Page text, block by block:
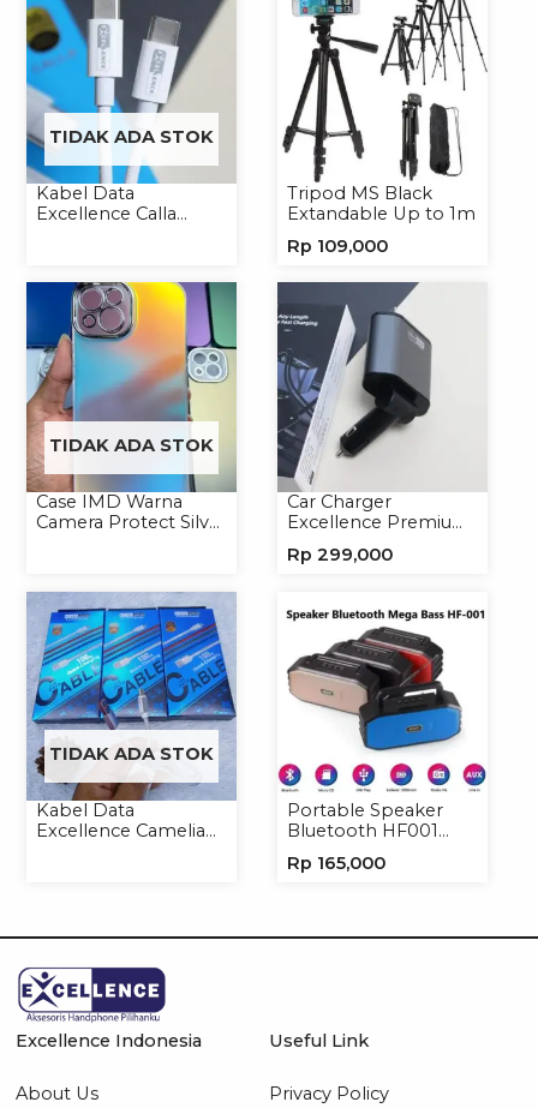
TIDAK ADA STOK
Kabel Data
Excellence Calla
Tripod MS Black
Extandable Up to 1m
Rp 109,000
TIDAK ADA STOK
Case IMD Warna
Camera Protect Silver
Car Charger
Excellence Premium
Handphone
Rp 299,000
TIDAK ADA STOK
Kabel Data
Excellence Camelia
Portable Speaker
Bluetooth HF001
Wireless
Rp 165,000
Excellence Indonesia
About Us
Useful Link
Privacy Policy